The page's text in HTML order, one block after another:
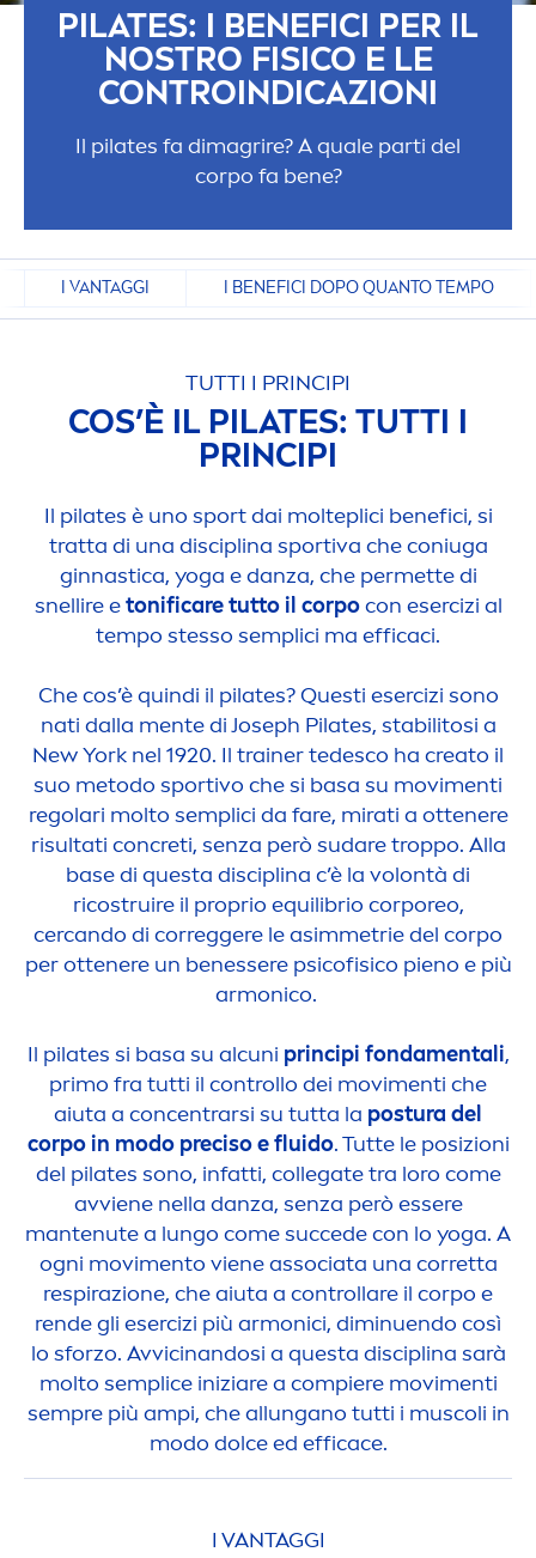
PILATES: I BENEFICI PER IL
NOSTRO FISICO E LE
CONTROINDICAZIONI
Il pilates fa dimagrire? A quale parti del
corpo fa bene?
I VANTAGGI I BENEFICI DOPO QUANTO TEMPO
TUTTI I PRINCIPI
COS’È IL PILATES: TUTTI I
PRINCIPI
Il pilates è uno sport dai molteplici benefici, si
tratta di una disciplina sportiva che coniuga
ginnastica, yoga e danza, che permette di
snellire etonificaretutto il corpocon esercizi al
tempo stesso semplici ma efficaci.
Che cos’è quindi il pilates? Questi esercizi sono
nati dalla mente di Joseph Pilates, stabilitosi a
New York nel 1920. Il trainer tedesco ha creato il
suo metodo sportivo che si basa su movimenti
regolari molto semplici da fare, mirati a ottenere
risultati concreti, senza però sudare troppo. Alla
base di questa disciplina c’è la volontà di
ricostruire il proprio equilibrio corporeo,
cercando di correggere le asimmetrie del corpo
per ottenere un benessere psicofisico pieno e più
armonico.
Il pilates si basa su alcuni principi fondamentali,
primo fra tutti il controllo dei movimenti che
aiuta a concentrarsi su tutta la postura del
corpo in modo preciso e fluido. Tutte le posizioni
del pilates sono, infatti, collegate tra loro come
avviene nella danza, senza però essere
mantenute a lungo come succede con lo yoga. A
ogni movimento viene associata una corretta
respirazione, che aiuta a controllare il corpo e
rende gli esercizi più armonici, diminuendo così
lo sforzo. Avvicinandosi a questa disciplina sarà
molto semplice iniziare a compiere movimenti
sempre più ampi, che allungano tutti i muscoli in
modo dolce ed efficace.
I VANTAGGI